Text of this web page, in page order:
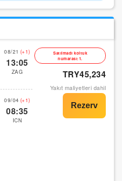
08/21 (+1)
13:05
ZAG
09/04 (+1)
08:35
ICN
Satılmadı koltuk
numarası:1.
TRY45,234
Yakıt maliyetleri dahil